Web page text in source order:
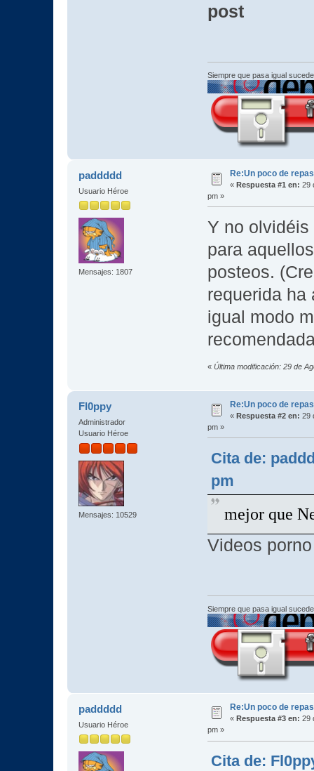
post
Siempre que pasa igual
paddddd
Usuario Héroe
Mensajes: 1807
Re:Un poco de
« Respuesta #1 en: 29
pm »
Y no
para
posteos.
requerida ha
igual modo
« Última modificación: 29 de
Fl0ppy
Administrador
Usuario Héroe
Mensajes: 10529
Re:Un poco de
« Respuesta #2 en: 29
pm »
Cita de:
pm
mejor que
Videos
Siempre que pasa igual
paddddd
Usuario Héroe
Re:Un poco de
« Respuesta #3 en: 29
pm »
Cita de: